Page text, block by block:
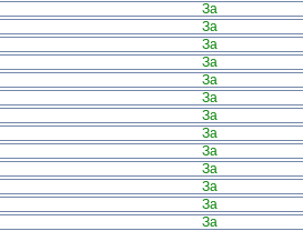
За
За
За
За
За
За
За
За
За
За
За
За
За